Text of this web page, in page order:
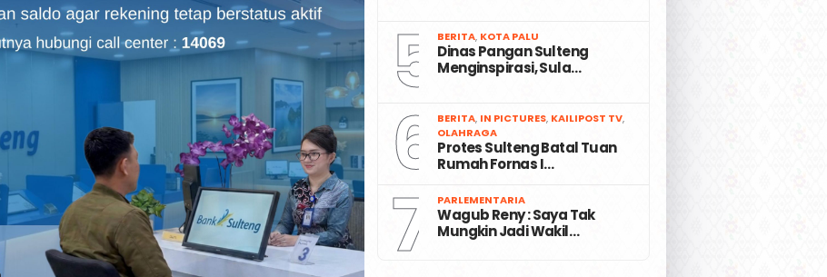
5 BERITA, KOTA PALU
Dinas Pangan Sulteng
Menginspirasi, Sula…
6 BERITA, IN PICTURES, KAILIPOST TV,
OLAHRAGA
Protes Sulteng Batal Tuan
Rumah Fornas I…
7 PARLEMENTARIA
Wagub Reny : Saya Tak
Mungkin Jadi Wakil…